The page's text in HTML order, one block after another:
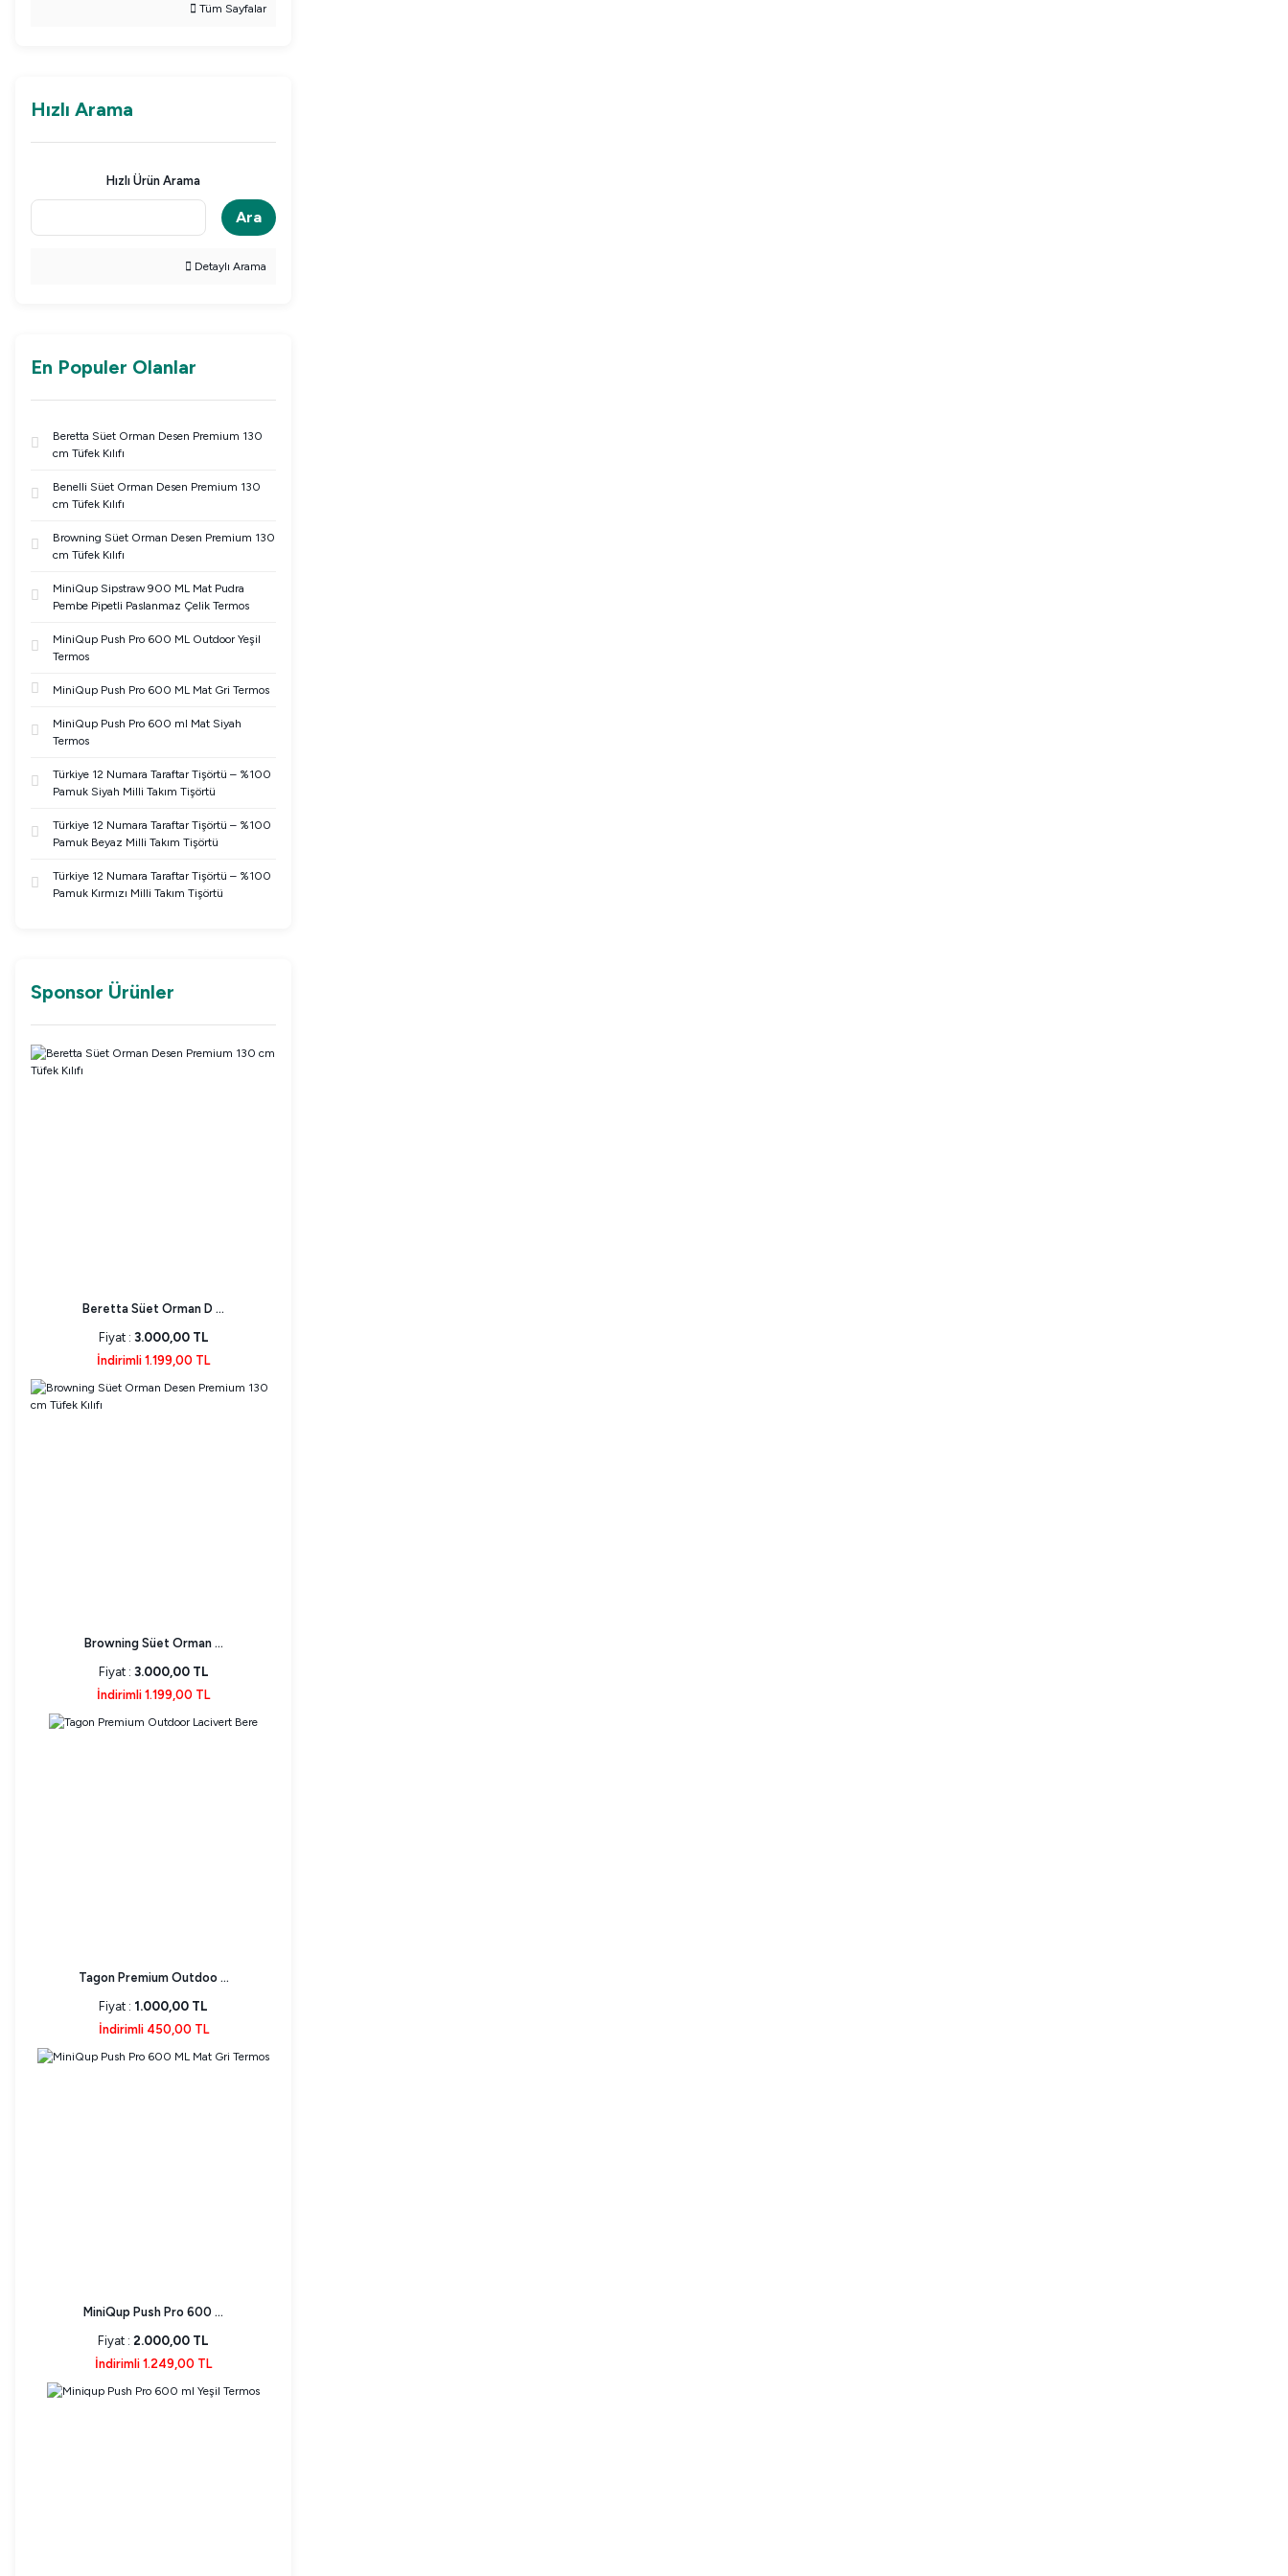
Tüm Sayfalar
Hızlı Arama
Hızlı Ürün Arama
Ara
Detaylı Arama
En Populer Olanlar
Beretta Süet Orman Desen Premium 130
cm Tüfek Kılıfı
Benelli Süet Orman Desen Premium 130
cm Tüfek Kılıfı
Browning Süet Orman Desen Premium 130
cm Tüfek Kılıfı
MiniQup Sipstraw 900 ML Mat Pudra
Pembe Pipetli Paslanmaz Çelik Termos
MiniQup Push Pro 600 ML Outdoor Yeşil
Termos
MiniQup Push Pro 600 ML Mat Gri Termos
MiniQup Push Pro 600 ml Mat Siyah
Termos
Türkiye 12 Numara Taraftar Tişörtü – %100
Pamuk Siyah Milli Takım Tişörtü
Türkiye 12 Numara Taraftar Tişörtü – %100
Pamuk Beyaz Milli Takım Tişörtü
Türkiye 12 Numara Taraftar Tişörtü – %100
Pamuk Kırmızı Milli Takım Tişörtü
Sponsor Ürünler
Beretta Süet Orman D ...
Fiyat : 3.000,00 TL
İndirimli 1.199,00 TL
Browning Süet Orman ...
Fiyat : 3.000,00 TL
İndirimli 1.199,00 TL
Tagon Premium Outdoo ...
Fiyat : 1.000,00 TL
İndirimli 450,00 TL
MiniQup Push Pro 600 ...
Fiyat : 2.000,00 TL
İndirimli 1.249,00 TL